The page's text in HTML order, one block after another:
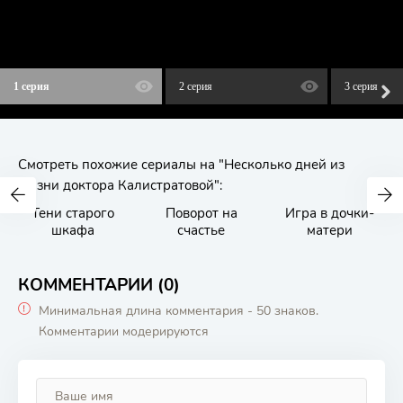
1 серия 2 серия 3 серия
Смотреть похожие сериалы на "Несколько дней из
жизни доктора Калистратовой":
Тени старого
шкафа
Поворот на
счастье
Игра в дочки-
матери
КОММЕНТАРИИ (0)
Минимальная длина комментария - 50 знаков.
Комментарии модерируются